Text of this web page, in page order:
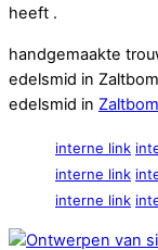
heeft .
handgemaakte
edelsmid in
edelsmid in
interne link
interne link
interne link